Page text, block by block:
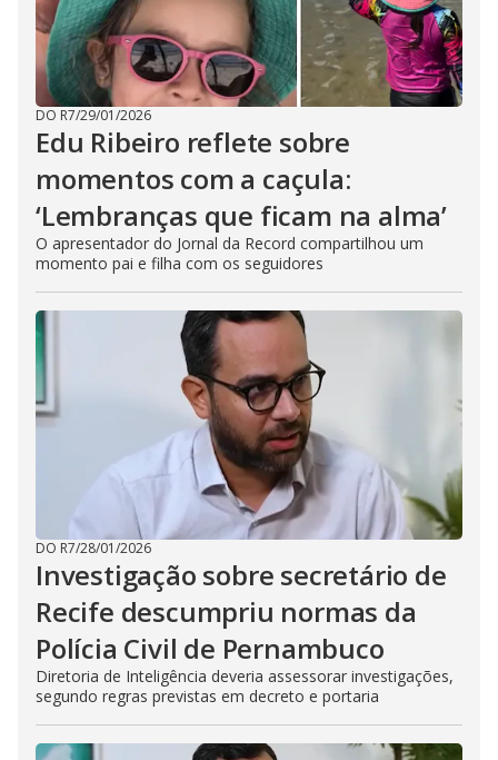
DO R7/29/01/2026
Edu Ribeiro reflete sobre
momentos com a caçula:
‘Lembranças que ficam na alma’
O apresentador do Jornal da Record compartilhou um
momento pai e filha com os seguidores
DO R7/28/01/2026
Investigação sobre secretário de
Recife descumpriu normas da
Polícia Civil de Pernambuco
Diretoria de Inteligência deveria assessorar investigações,
segundo regras previstas em decreto e portaria